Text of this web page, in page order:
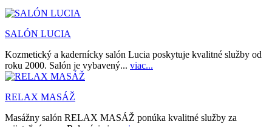
SALÓN LUCIA
Kozmetický a kadernícky salón Lucia poskytuje kvalitné služby od
roku 2000. Salón je vybavený... viac...
RELAX MASÁŽ
Masážny salón RELAX MASÁŽ ponúka kvalitné služby za